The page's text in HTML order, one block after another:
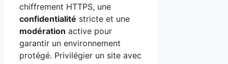
chiffrement HTTPS, une
confidentialité stricte et une
modération active pour
garantir un environnement
protégé. Privilégier un site avec